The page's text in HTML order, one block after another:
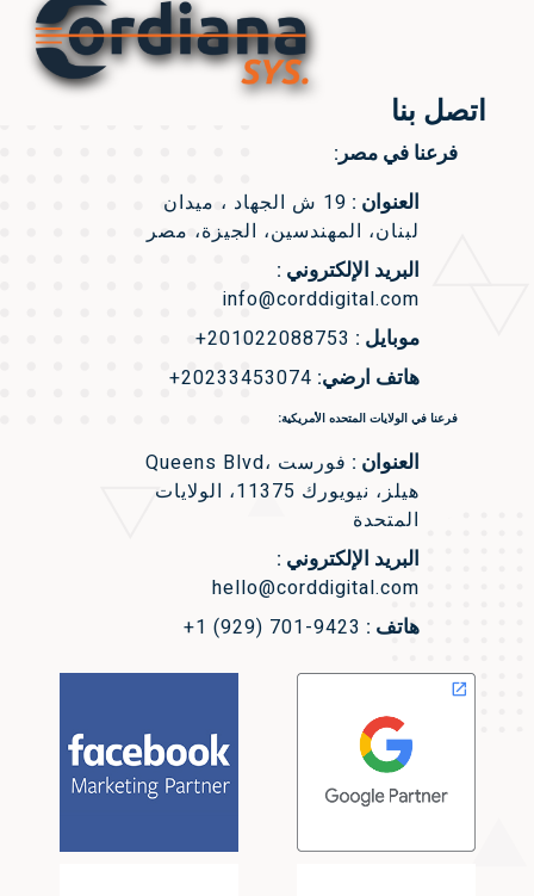
اتصل بنا
فرعنا في مصر:
العنوان :
19 ش الجهاد ، ميدان
لبنان، المهندسين، الجيزة، مصر
البريد الإلكتروني :
info@corddigital.com
موبايل : +201022088753
هاتف ارضي: +20233453074
فرعنا في الولايات المتحده الأمريكية:
العنوان :
Queens Blvd، فورست
هيلز، نيويورك 11375، الولايات
المتحدة
البريد الإلكتروني :
hello@corddigital.com
هاتف : +1 (929) 701-9423